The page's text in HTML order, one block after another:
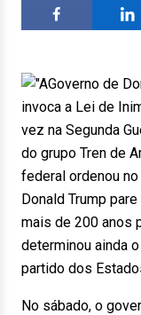
Governo de
invoca a Lei de
vez na Segunda
do grupo Tren de
federal ordenou
Donald Trump
mais de 200 anos
determinou ainda
partido dos
No sábado, o